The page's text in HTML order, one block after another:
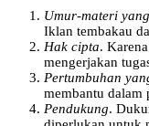
Umur-materi
Iklan tembakau
Hak cipta.
mengerjakan
Pertumbuhan
membantu dalam
Pendukung.